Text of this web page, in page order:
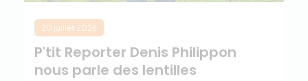
20 juillet 2026
P'tit Reporter Denis Philippon
nous parle des lentilles